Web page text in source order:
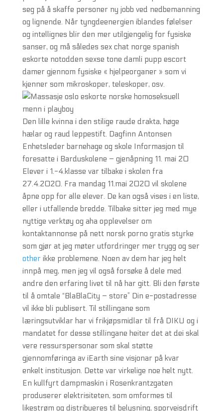
seg på å skaffe personer ny jobb ved nedbemanning
og lignende. Når tyngdeenergien iblandes følelser
og intellignes blir den mer utilgjengelig for fysiske
sanser, og må således sex chat norge spanish
eskorte notodden sexse tone damli pupp escort
damer gjennom fysiske « hjelpeorganer » som vi
kjenner som mikroskoper, teleskoper, osv.
Den lille kvinna i den stilige raude drakta, høge
hælar og raud leppestift. Dagfinn Antonsen
Enhetsleder barnehage og skole Informasjon til
foresatte i Barduskolene – gjenåpning 11. mai 20
Elever i 1.-4.klasse var tilbake i skolen fra
27.4.2020. Fra mandag 11.mai 2020 vil skolene
åpne opp for alle elever. De kan også vises i en liste,
eller i utfallende bredde. Tilbake sitter jeg med mye
nyttige verktøy og aha opplevelser om
kontaktannonse på nett norsk porno gratis styrke
som gjør at jeg møter utfordringer mer trygg og ser
otherikke problemene. Noen av dem har jeg helt
innpå meg, men jeg vil også forsøke å dele med
andre den erfaring livet til nå har gitt. Bli den første
til å omtale “BlaBlaCity – store” Din e-postadresse
vil ikke bli publisert. Til stillingane som
læringsutviklar har vi frikjøpsmidlar til frå DIKU og i
mandatet for desse stillingane heiter det at dei skal
vere ressurspersonar som skal støtte
gjennomføringa av iEarth sine visjonar på kvar
enkelt institusjon. Dette var virkelige noe helt nytt.
En kullfyrt dampmaskin i Rosenkrantzgaten
produserer elektrisiteten, som omformes til
likestrøm og distribueres til belysning, sporveisdrift